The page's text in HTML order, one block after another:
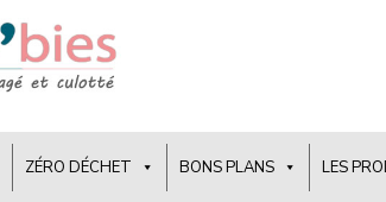
ZÉRO DÉCHET BONS PLANS LES